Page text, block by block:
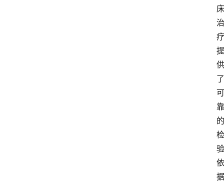
床
治
疗
提
供
了
可
靠
的
检
验
依
据